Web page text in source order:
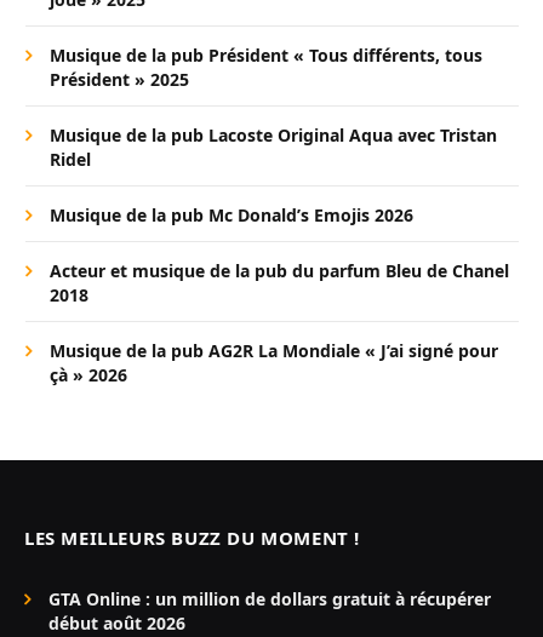
Musique de la pub Président « Tous différents, tous
Président » 2025
Musique de la pub Lacoste Original Aqua avec Tristan
Ridel
Musique de la pub Mc Donald’s Emojis 2026
Acteur et musique de la pub du parfum Bleu de Chanel
2018
Musique de la pub AG2R La Mondiale « J’ai signé pour
çà » 2026
LES MEILLEURS BUZZ DU MOMENT !
GTA Online : un million de dollars gratuit à récupérer
début août 2026